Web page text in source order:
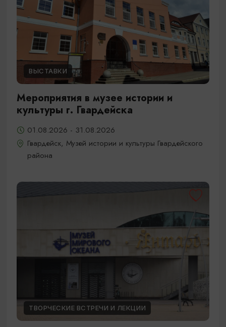
ВЫСТАВКИ
Мероприятия в музее истории и
культуры г. Гвардейска
01.08.2026 - 31.08.2026
Гвардейск, Музей истории и культуры Гвардейского
района
ТВОРЧЕСКИЕ ВСТРЕЧИ И ЛЕКЦИИ